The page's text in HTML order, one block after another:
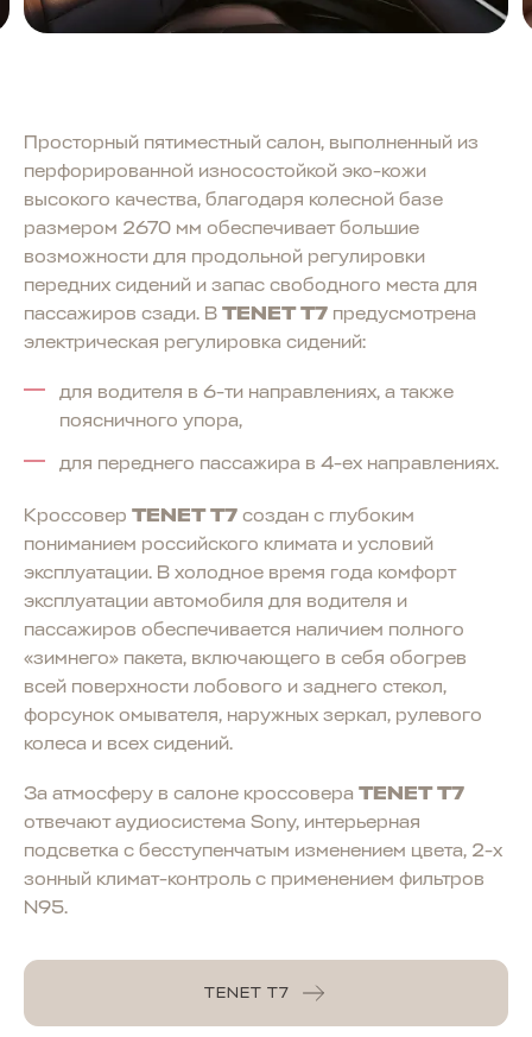
Просторный пятиместный салон, выполненный из
перфорированной износостойкой эко-кожи
высокого качества, благодаря колесной базе
размером 2670 мм обеспечивает большие
возможности для продольной регулировки
передних сидений и запас свободного места для
пассажиров сзади. В TENET T7 предусмотрена
электрическая регулировка сидений:
для водителя в 6-ти направлениях, а также
поясничного упора,
для переднего пассажира в 4-ех направлениях.
Кроссовер TENET T7 создан с глубоким
пониманием российского климата и условий
эксплуатации. В холодное время года комфорт
эксплуатации автомобиля для водителя и
пассажиров обеспечивается наличием полного
«зимнего» пакета, включающего в себя обогрев
всей поверхности лобового и заднего стекол,
форсунок омывателя, наружных зеркал, рулевого
колеса и всех сидений.
За атмосферу в салоне кроссовера TENET T7
отвечают аудиосистема Sony, интерьерная
подсветка с бесступенчатым изменением цвета, 2-х
зонный климат-контроль с применением фильтров
N95.
TENET T7